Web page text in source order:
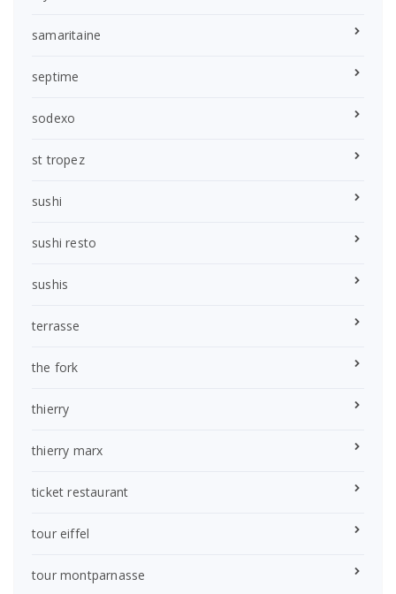
samaritaine
septime
sodexo
st tropez
sushi
sushi resto
sushis
terrasse
the fork
thierry
thierry marx
ticket restaurant
tour eiffel
tour montparnasse